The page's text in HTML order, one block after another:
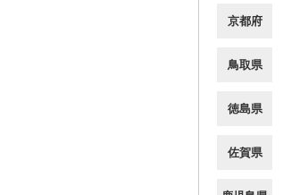
京都府
鳥取県
徳島県
佐賀県